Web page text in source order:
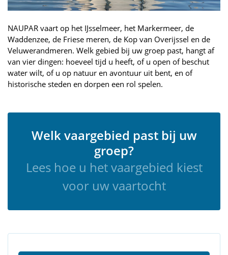
NAUPAR vaart op het IJsselmeer, het Markermeer, de
Waddenzee, de Friese meren, de Kop van Overijssel en de
Veluwerandmeren. Welk gebied bij uw groep past, hangt af
van vier dingen: hoeveel tijd u heeft, of u open of beschut
water wilt, of u op natuur en avontuur uit bent, en of
historische steden en dorpen een rol spelen.
Welk vaargebied past bij uw
groep?
Lees hoe u het vaargebied kiest
voor uw vaartocht